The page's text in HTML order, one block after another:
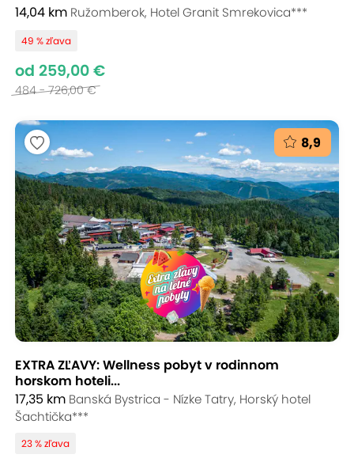
14,04 km Ružomberok, Hotel Granit Smrekovica***
49 % zľava
od 259,00 €
484 - 726,00 €
8,9
EXTRA ZĽAVY: Wellness pobyt v rodinnom
horskom hoteli...
17,35 km Banská Bystrica - Nízke Tatry, Horský hotel
Šachtička***
23 % zľava